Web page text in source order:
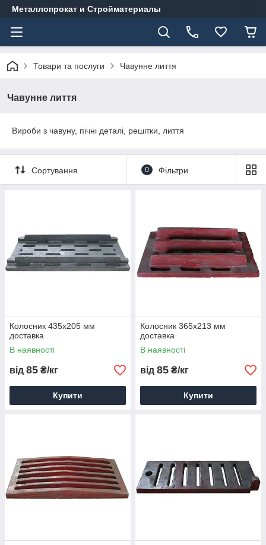
Металлопрокат и Стройматериалы
Товари та послуги Чавунне лиття
Чавунне лиття
Вироби з чавуну, пічні деталі, решітки, лиття
Сортування 0 Фільтри
Колосник 435х205 мм
доставка
В наявності
від 85 ₴/кг
Купити
Колосник 365х213 мм
доставка
В наявності
від 85 ₴/кг
Купити